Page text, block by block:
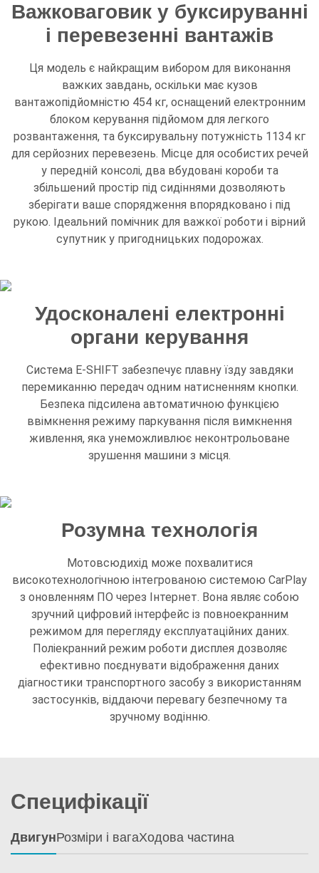
Важковаговик у буксируванні
і перевезенні вантажів
Ця модель є найкращим вибором для виконання
важких завдань, оскільки має кузов
вантажопідйомністю 454 кг, оснащений електронним
блоком керування підйомом для легкого
розвантаження, та буксирувальну потужність 1134 кг
для серйозних перевезень. Місце для особистих речей
у передній консолі, два вбудовані короби та
збільшений простір під сидіннями дозволяють
зберігати ваше спорядження впорядковано і під
рукою. Ідеальний помічник для важкої роботи і вірний
супутник у пригодницьких подорожах.
Удосконалені електронні
органи керування
Система E-SHIFT забезпечує плавну їзду завдяки
перемиканню передач одним натисненням кнопки.
Безпека підсилена автоматичною функцією
ввімкнення режиму паркування після вимкнення
живлення, яка унеможливлює неконтрольоване
зрушення машини з місця.
Розумна технологія
Мотовсюдихід може похвалитися
високотехнологічною інтегрованою системою CarPlay
з оновленням ПО через Інтернет. Вона являє собою
зручний цифровий інтерфейс із повноекранним
режимом для перегляду експлуатаційних даних.
Поліекранний режим роботи дисплея дозволяє
ефективно поєднувати відображення даних
діагностики транспортного засобу з використанням
застосунків, віддаючи перевагу безпечному та
зручному водінню.
Специфікації
ДвигунРозміри і вагаХодова частина